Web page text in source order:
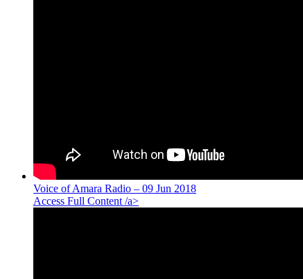
Voice of Amara Radio – 09 Jun 2018
Access Full Content /a>